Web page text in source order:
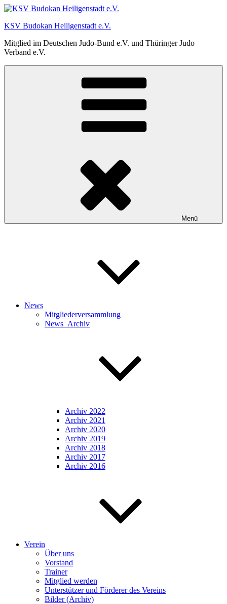
Zum
springen
KSV Budokan Heiligenstadt e.V.
Mitglied im Deutschen Judo-Bund e.V. und Thüringer Judo
Verband e.V.
Menü
News
Mitgliederversammlung
News_Archiv
Archiv 2022
Archiv 2021
Archiv 2020
Archiv 2019
Archiv 2018
Archiv 2017
Archiv 2016
Verein
Über uns
Vorstand
Trainer
Mitglied werden
Unterstützer und Förderer des Vereins
Bilder (Archiv)